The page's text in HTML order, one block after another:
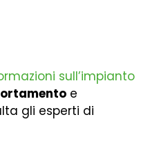
sull’impianto
e
gli esperti di